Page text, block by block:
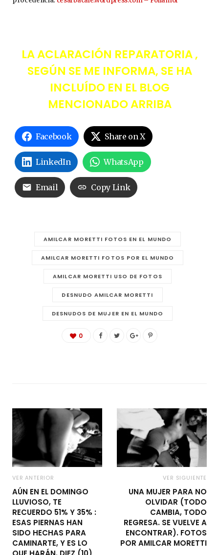
LA ACLARACIÓN REPARATORIA ,
SEGÚN SE ME INFORMA, SE HA
INCLUÍDO EN EL BLOG
MENCIONADO ARRIBA
Facebook Share on X
LinkedIn WhatsApp
Email Copy Link
AMILCAR MORETTI FOTOS EN EL MUNDO
AMILCAR MORETTI FOTOS POR EL MUNDO
AMILCAR MORETTI USO DE FOTOS
DESNUDO AMILCAR MORETTI
DESNUDOS DE MUJER EN EL MUNDO
0
VER ANTERIOR
AÚN EN EL DOMINGO
LLUVIOSO, TE
RECUERDO 51% Y 35% :
ESAS PIERNAS HAN
SIDO HECHAS PARA
CAMINARTE, Y ES LO
VER SIGUIENTE
UNA MUJER PARA NO
OLVIDAR (TODO
CAMBIA, TODO
REGRESA. SE VUELVE A
ENCONTRAR). FOTOS
POR AMILCAR MORETTI